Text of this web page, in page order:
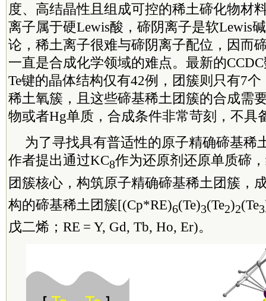
度、高结晶性且组成可控的稀土碲化物材
离子属于硬Lewis酸，碲阴离子是软Lewis
论，稀土离子很难与碲阴离子配位，因而
一直是合成化学领域的难点。最新的
Te键的晶体结构仅有42例，团簇则只有7
稀土氧簇，且这些碲基稀土团簇的合成需
物或者Hg单质，合成条件非常苛刻，不具
为了寻找具有普适性的原子精确碲基稀
作者提出通过KC8作为还原剂还原单质碲
团簇核心，构筑原子精确碲基稀土团簇，
构的碲基稀土团簇[(Cp*RE)6(Te)3(Te2)2(Te3
戊二烯；RE = Y, Gd, Tb, Ho, Er)。